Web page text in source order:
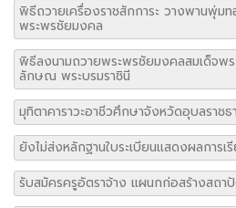
พิธีถวายเครื่องราชสักการะ วางพานพุ่ม
พระพรชัยมงคล
พิธีลงนามถวายพระพรชัยมงคลสมเด็จพร
ลักษณ พระบรมราชินี
มุทิตาคาราวะอาชีวศึกษาจังหวัดอุบลราชธ
ยังไม่ส่งหลักฐานใบระเบียนแสดงผลการเ
รับสมัครครูอัตราจ้าง แผนกก่อสร้างสถา